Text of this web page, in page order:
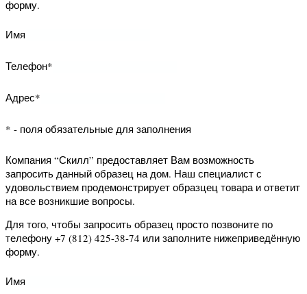
Для того, чтобы запросить образец
(812) 425-38-74 или заполните
Имя
Телефон*
* - поля обязательные для заполнения